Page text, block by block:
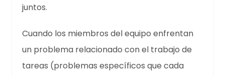
juntos.
Cuando los miembros del equipo enfrentan
un problema relacionado con el trabajo de
tareas (problemas específicos que cada